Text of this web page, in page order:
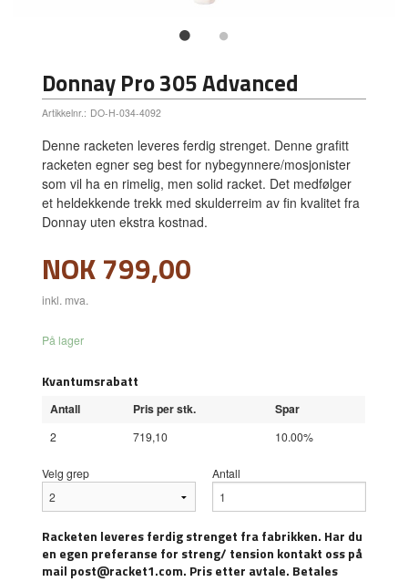
Donnay Pro 305 Advanced
Artikkelnr.: DO-H-034-4092
Denne racketen leveres ferdig strenget. Denne grafitt
racketen egner seg best for nybegynnere/mosjonister
som vil ha en rimelig, men solid racket. Det medfølger
et heldekkende trekk med skulderreim av fin kvalitet fra
Donnay uten ekstra kostnad.
Pris
NOK799,00
inkl. mva.
På lager
Kvantumsrabatt
Antall Pris per stk. Spar
2 719,10 10.00%
Velg grep Antall
Racketen leveres ferdig strenget fra fabrikken. Har du
en egen preferanse for streng/ tension kontakt oss på
mail post@racket1.com. Pris etter avtale. Betales